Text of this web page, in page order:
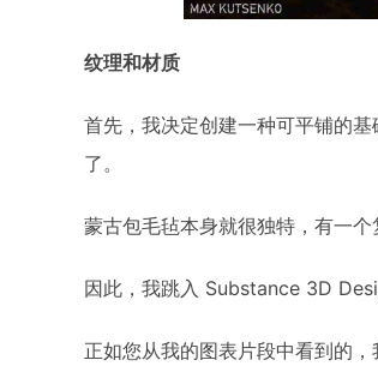
纹理和材质
首先，我决定创建一种可平铺的
了。
蒙古包毛毡本身就很独特，有一
因此，我跳入 Substance 3D
正如您从我的图表片段中看到的